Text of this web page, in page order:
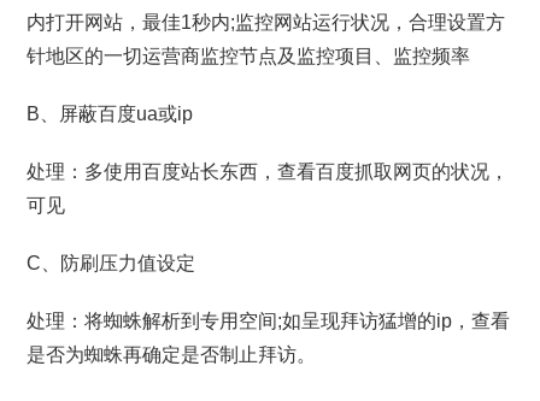
内打开网站，最佳1秒内;监控网站运行状况，合理设置方
针地区的一切运营商监控节点及监控项目、监控频率
B、屏蔽百度ua或ip
处理：多使用百度站长东西，查看百度抓取网页的状况，
可见
C、防刷压力值设定
处理：将蜘蛛解析到专用空间;如呈现拜访猛增的ip，查看
是否为蜘蛛再确定是否制止拜访。